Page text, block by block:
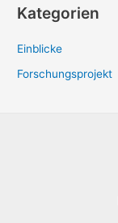
Kategorien
Einblicke
Forschungsprojekt